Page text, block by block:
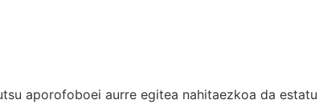
aporofoboei aurre egitea nahitaezkoa da